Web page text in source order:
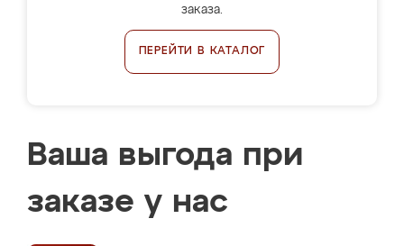
заказа.
ПЕРЕЙТИ В КАТАЛОГ
Ваша выгода при
заказе у нас